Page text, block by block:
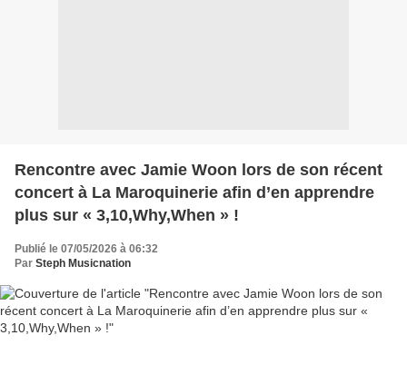
Rencontre avec Jamie Woon lors de son récent
concert à La Maroquinerie afin d’en apprendre
plus sur « 3,10,Why,When » !
Publié le 07/05/2026 à 06:32
Par Steph Musicnation